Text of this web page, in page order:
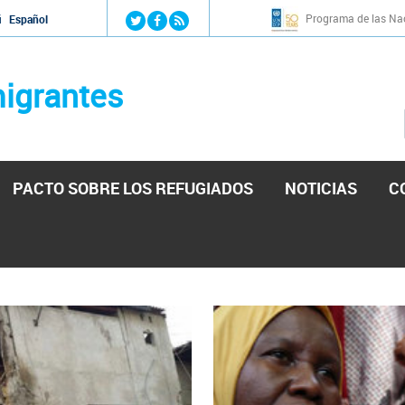
Jump to navigation
Español Programa de las
PACTO SOBRE LOS REFUGIADOS NOTICIAS
el presidente de la Asamblea Nacional de Venezuela solicitando a
el consentimiento y la colaboración del Gobierno.